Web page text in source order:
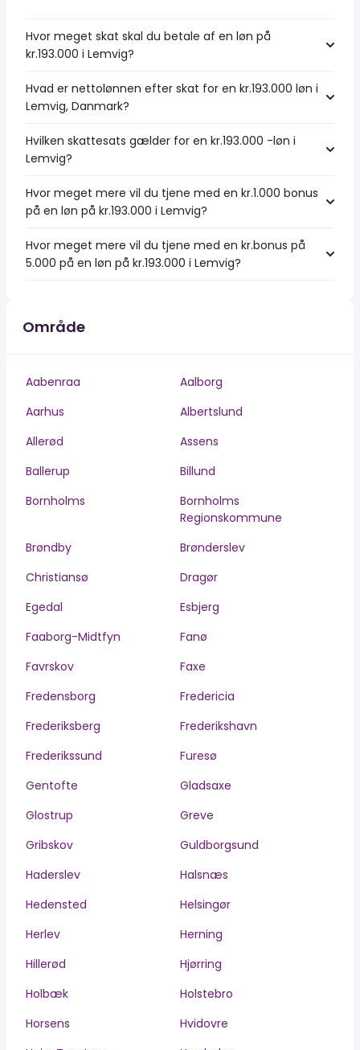
Hvor meget skat skal du betale af en løn på
kr.193.000 i Lemvig?
Hvad er nettolønnen efter skat for en kr.193.000 løn i
Lemvig, Danmark?
Hvilken skattesats gælder for en kr.193.000 -løn i
Lemvig?
Hvor meget mere vil du tjene med en kr.1.000 bonus
på en løn på kr.193.000 i Lemvig?
Hvor meget mere vil du tjene med en kr.bonus på
5.000 på en løn på kr.193.000 i Lemvig?
Område
Aabenraa
Aalborg
Aarhus
Albertslund
Allerød
Assens
Ballerup
Billund
Bornholms
Bornholms
Regionskommune
Brøndby
Brønderslev
Christiansø
Dragør
Egedal
Esbjerg
Faaborg-Midtfyn
Fanø
Favrskov
Faxe
Fredensborg
Fredericia
Frederiksberg
Frederikshavn
Frederikssund
Furesø
Gentofte
Gladsaxe
Glostrup
Greve
Gribskov
Guldborgsund
Haderslev
Halsnæs
Hedensted
Helsingør
Herlev
Herning
Hillerød
Hjørring
Holbæk
Holstebro
Horsens
Hvidovre